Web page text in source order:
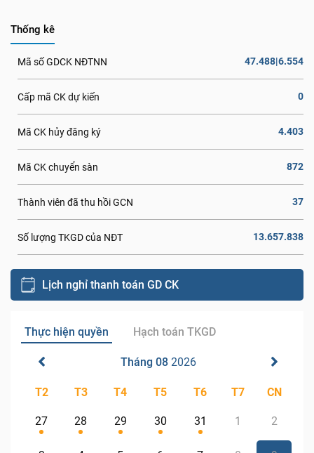
Thống kê
Mã số GDCK NĐTNN 47.488|6.554
Cấp mã CK dự kiến 0
Mã CK hủy đăng ký 4.403
Mã CK chuyển sàn 872
Thành viên đã thu hồi GCN 37
Số lượng TKGD của NĐT 13.657.838
Lịch nghỉ thanh toán GD CK
Thực hiện quyền Hạch toán TKGD
Tháng 08 2026
T2 T3 T4 T5 T6 T7 CN
27 28 29 30 31 1 2